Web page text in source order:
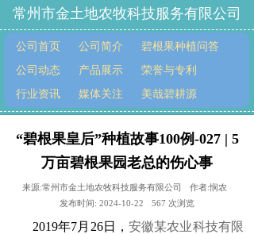
常州市金土地农牧科技服务有限公司
公司首页 公司简介
碧根果种植问答
公司动态
产品展示
荣誉与专利
行业资讯
媒体关注 美哉碧耕源
“碧根果皇后”种植故事100例-027 | 5
万亩碧根果园老总的伤心事
来源:常州市金土地农牧科技服务有限公司 作者:悯农
发布时间: 2024-10-22 567 次浏览
2019年7月26日， 安徽某农业科技有限